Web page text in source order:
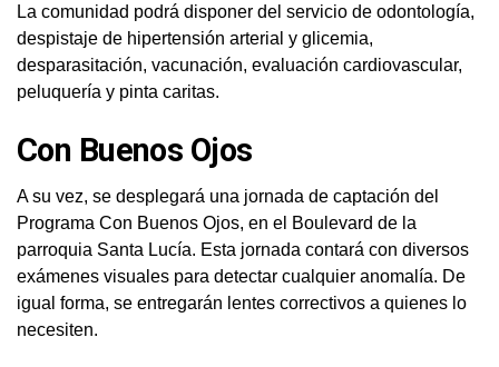
La comunidad podrá disponer del servicio de odontología,
despistaje de hipertensión arterial y glicemia,
desparasitación, vacunación, evaluación cardiovascular,
peluquería y pinta caritas.
Con Buenos Ojos
A su vez, se desplegará una jornada de captación del
Programa Con Buenos Ojos, en el Boulevard de la
parroquia Santa Lucía. Esta jornada contará con diversos
exámenes visuales para detectar cualquier anomalía. De
igual forma, se entregarán lentes correctivos a quienes lo
necesiten.